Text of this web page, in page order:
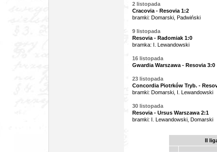
2 listopada
Cracovia - Resovia 1:2
bramki: Domarski, Padwiński
9 listopada
Resovia - Radomiak 1:0
bramka: I. Lewandowski
16 listopada
Gwardia Warszawa - Resovia 3:0
23 listopada
Concordia Piotrków Tryb. -
bramki: Domarski, I. Lewandowski
30 listopada
Resovia - Ursus Warszawa 2:1
bramki: I. Lewandowski, Domarski
II